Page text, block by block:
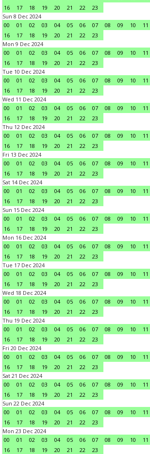
16
17 18 19 20 21 22
23
Sun 8 Dec 2024
00
01 02 03 04 05 06 07 08 09 10 11
16
17 18 19 20 21 22
23
Mon 9 Dec 2024
00
01 02 03 04 05 06 07 08 09 10 11
16
17 18 19 20 21 22
23
Tue 10 Dec 2024
00
01 02 03 04 05 06 07 08 09 10 11
16
17 18 19 20 21 22
23
Wed 11 Dec 2024
00
01 02 03 04 05 06 07 08 09 10 11
16
17 18 19 20 21 22
23
Thu 12 Dec 2024
00
01 02 03 04 05 06 07 08 09 10 11
16
17 18 19 20 21 22
23
Fri 13 Dec 2024
00
01 02 03 04 05 06 07 08 09 10 11
16
17 18 19 20 21 22
23
Sat 14 Dec 2024
00
01 02 03 04 05 06 07 08 09 10 11
16
17 18 19 20 21 22
23
Sun 15 Dec 2024
00
01 02 03 04 05 06 07 08 09 10 11
16
17 18 19 20 21 22
23
Mon 16 Dec 2024
00
01 02 03 04 05 06 07 08 09 10 11
16
17 18 19 20 21 22
23
Tue 17 Dec 2024
00
01 02 03 04 05 06 07 08 09 10 11
16
17 18 19 20 21 22
23
Wed 18 Dec 2024
00
01 02 03 04 05 06 07 08 09 10 11
16
17 18 19 20 21 22
23
Thu 19 Dec 2024
00
01 02 03 04 05 06 07 08 09 10 11
16
17 18 19 20 21 22
23
Fri 20 Dec 2024
00
01 02 03 04 05 06 07 08 09 10 11
16
17 18 19 20 21 22
23
Sat 21 Dec 2024
00
01 02 03 04 05 06 07 08 09 10 11
16
17 18 19 20 21 22
23
Sun 22 Dec 2024
00
01 02 03 04 05 06 07 08 09 10 11
16
17 18 19 20 21 22
23
Mon 23 Dec 2024
00
01 02 03 04 05 06 07 08 09 10 11
16
17 18 19 20 21 22 23